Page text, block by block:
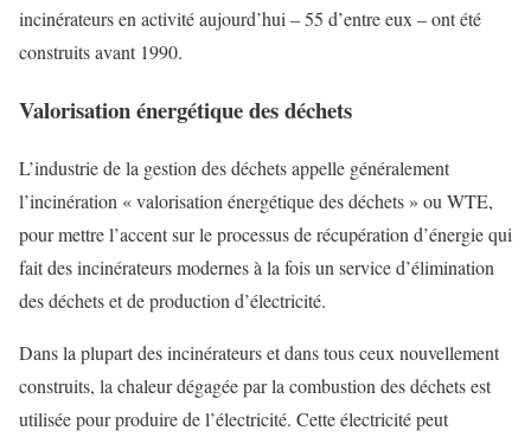
incinérateurs en activité aujourd’hui – 55 d’entre eux – ont été
construits avant 1990.
Valorisation énergétique des déchets
L’industrie de la gestion des déchets appelle généralement
l’incinération « valorisation énergétique des déchets » ou WTE,
pour mettre l’accent sur le processus de récupération d’énergie qui
fait des incinérateurs modernes à la fois un service d’élimination
des déchets et de production d’électricité.
Dans la plupart des incinérateurs et dans tous ceux nouvellement
construits, la chaleur dégagée par la combustion des déchets est
utilisée pour produire de l’électricité. Cette électricité peut